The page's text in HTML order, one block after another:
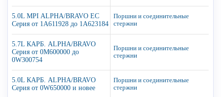
5.0L MPI ALPHA/BRAVO EC
Серия от 1A611928 до 1A623184
Поршни и соединительные
стержни
5.7L КАРБ. ALPHA/BRAVO
Серия от 0M600000 до
0W300754
Поршни и соединительные
стержни
5.0L КАРБ. ALPHA/BRAVO
Серия от 0W650000 и новее
Поршни и соединительные
стержни